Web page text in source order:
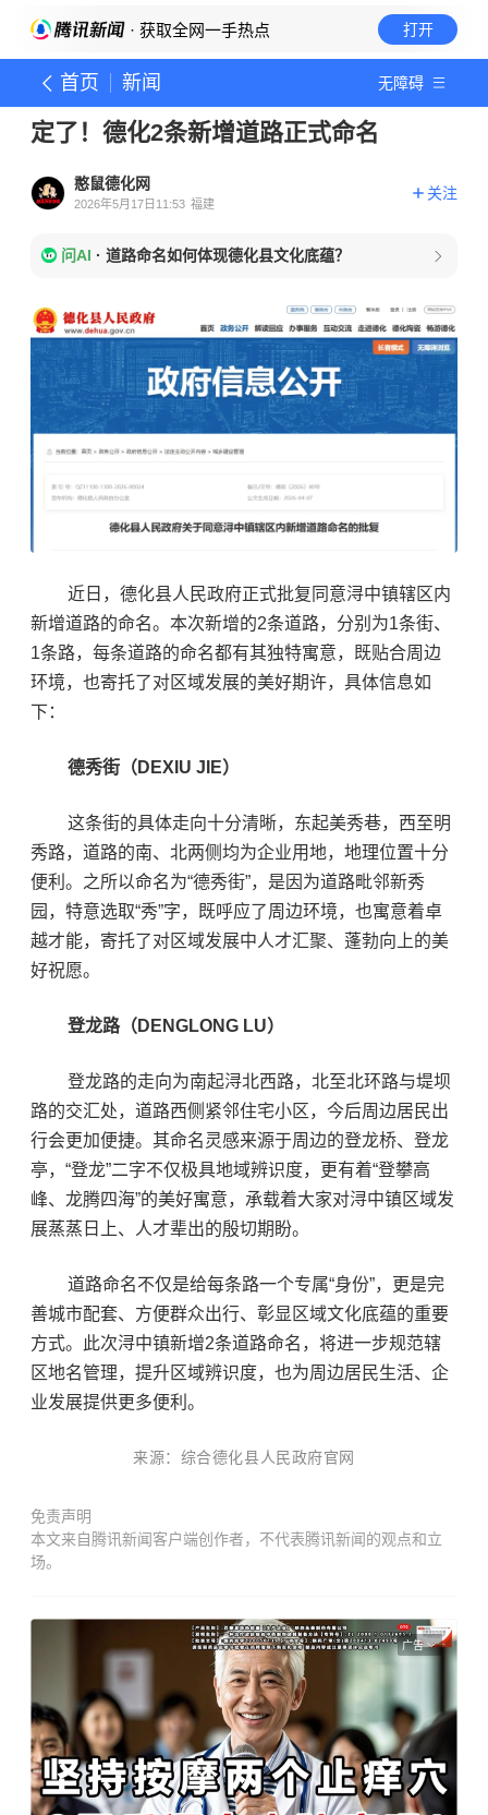
· 获取全网一手热点 打开
首页 新闻 无障碍
定了！德化2条新增道路正式命名
憨鼠德化网
2026年5月17日11:53 福建
关注
问AI · 道路命名如何体现德化县文化底蕴？
近日，德化县人民政府正式批复同意浔中镇辖区内
新增道路的命名。 本次新增的2条道路，分别为1条街、
1条路，每条道路的命名都有其独特寓意，既贴合周边
环境，也寄托了对区域发展的美好期许，具体信息如
下：
德秀街（DEXIU JIE）
这条街的具体走向十分清晰，东起美秀巷，西至明
秀路，道路的南、北两侧均为企业用地，地理位置十分
便利。之所以命名为“德秀街”，是因为道路毗邻新秀
园，特意选取“秀”字，既呼应了周边环境，也寓意着卓
越才能，寄托了对区域发展中人才汇聚、蓬勃向上的美
好祝愿。
登龙路（DENGLONG LU）
登龙路的走向为南起浔北西路，北至北环路与堤坝
路的交汇处，道路西侧紧邻住宅小区，今后周边居民出
行会更加便捷。其命名灵感来源于周边的登龙桥、登龙
亭，“登龙”二字不仅极具地域辨识度，更有着“登攀高
峰、龙腾四海”的美好寓意，承载着大家对浔中镇区域发
展蒸蒸日上、人才辈出的殷切期盼。
道路命名不仅是给每条路一个专属“身份”，更是完
善城市配套、方便群众出行、彰显区域文化底蕴的重要
方式。此次浔中镇新增2条道路命名，将进一步规范辖
区地名管理，提升区域辨识度，也为周边居民生活、企
业发展提供更多便利。
来源：综合德化县人民政府官网
免责声明
本文来自腾讯新闻客户端创作者，不代表腾讯新闻的观点和立
场。
广告